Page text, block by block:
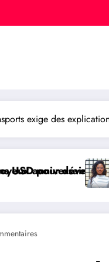
exige des
Amato
Muderhwa